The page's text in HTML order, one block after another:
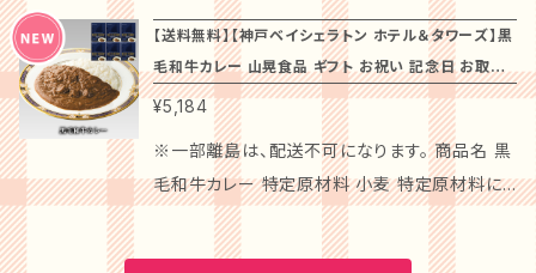
食卓に華やかさを加える一品としてお役立てい
ただければ幸いです。 ◆注意事項 送料無料で
お届けいたしますので、お気軽にご購入いただけ
ます。解凍後はできるだけ早めにお召し上がりく
ださい。国内配送のみ対応しており、離島への配
送はお受けできませんので予めご了承ください。
この「水たき料亭 博多華味鳥 焼き鳥 セット」で、
すすめの一品です！
ティ豊かなアイテムが揃っています。 金谷ホテル
ベーカリーのこだわり抜かれた味と香りをご自
宅でお楽しみいただけます。これは自分へのご褒
美はもちろん、大切な方への贈り物や記念日の
お祝いにも最適です。 ※商品は冷凍庫・冷暗所
での保存をお願いいたします。配送時に破損する
可能性がございますので、お受け取り時にはご注
(kg) 2.5 アレルギー 【ハニーロイヤル 】 小麦・
乳成分・卵・豚肉 【抹茶大納言】 小麦・乳成分・
卵・豚肉 【フィグナッツブレッド 】 小麦・くるみ
【ビーフシチュー 】 小麦・乳成分・牛肉・大豆・鶏
肉・豚肉 【オリジナルハンバーグステーキ 】 小
麦・乳成分・卵・大豆・牛肉・豚肉・りんご 【プレー
ンオムレツ 】 卵・乳成分・大豆 賞味期限 【パン】
冷凍30日 ※他、商品によって異なります 原産
肉・豚肉・ゼラチン 箱サイズ/ｍｍ 265×185×4
5 賞味期限 冷凍３０日 総重量 800ｇ 商品内
容 ミートソース１５０ｇ、アマトリチャーナ１５０
ｇ、４種のキノコのクリームソース１５０ｇ、ナポリ
タンソース１５０ｇ 商品特徴 挽肉を香味野菜の
風味が引き立てる上品な味わいのミートソー
ス。トマトの奥深い甘みと酸味にベーコンの旨み
が溶け込んだアマトリチャーナ。生クリームとき
【送料無料】【神戸ベイシェラトン ホテル＆タワーズ】黒
毛和牛カレー 山晃食品 ギフト お祝い 記念日 お取り
寄せ
¥5,184
※一部離島は、配送不可になります。 商品名 黒
毛和牛カレー 特定原材料 小麦 特定原材料に
準ずるもの20品目 牛肉・大豆・鶏肉・りんご・ゼ
ラチン 箱サイズ/ｍｍ 265×185×70 賞味期限